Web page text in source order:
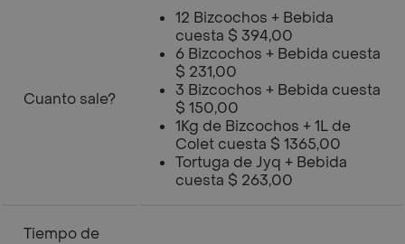
Cuanto sale?
12 Bizcochos + Bebida
cuesta $ 394,00
6 Bizcochos + Bebida cuesta
$ 231,00
3 Bizcochos + Bebida cuesta
$ 150,00
1Kg de Bizcochos + 1L de
Colet cuesta $ 1365,00
Tortuga de Jyq + Bebida
cuesta $ 263,00
Tiempo de